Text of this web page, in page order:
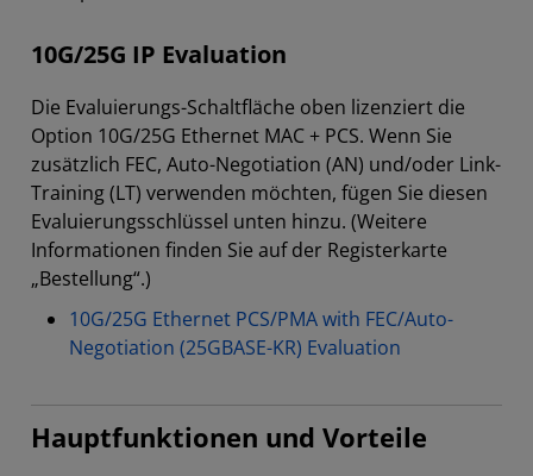
10G/25G IP Evaluation
Die Evaluierungs-Schaltfläche oben lizenziert die
Option 10G/25G Ethernet MAC + PCS. Wenn Sie
zusätzlich FEC, Auto-Negotiation (AN) und/oder Link-
Training (LT) verwenden möchten, fügen Sie diesen
Evaluierungsschlüssel unten hinzu. (Weitere
Informationen finden Sie auf der Registerkarte
„Bestellung“.)
10G/25G Ethernet PCS/PMA with FEC/Auto-
Negotiation (25GBASE-KR) Evaluation
Hauptfunktionen und Vorteile